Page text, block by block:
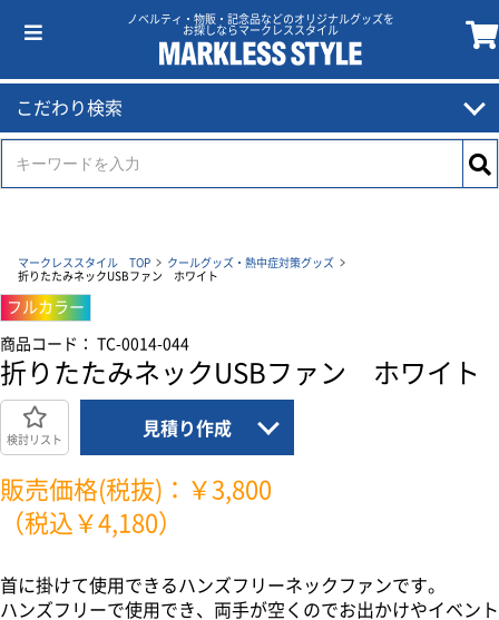
ノベルティ・物販・記念品などのオリジナルグッズを
お探しならマークレススタイル
こだわり検索
マークレススタイル TOP
クールグッズ・熱中症対策グッズ
折りたたみネックUSBファン ホワイト
フルカラー
商品コード： TC-0014-044
折りたたみネックUSBファン ホワイト
検討リスト
見積り作成
販売価格(税抜)：￥3,800
（税込￥4,180）
首に掛けて使用できるハンズフリーネックファンです。
ハンズフリーで使用でき、両手が空くのでお出かけやイベント